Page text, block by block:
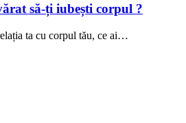
să-ți iubești corpul ?
ta cu corpul tău, ce ai…